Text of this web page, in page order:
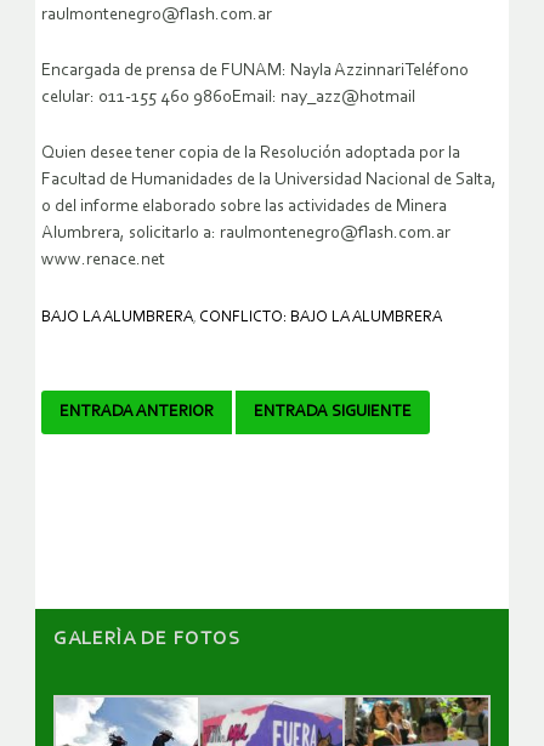
raulmontenegro@flash.com.ar
Encargada de prensa de FUNAM: Nayla AzzinnariTeléfono
celular: 011-155 460 9860Email: nay_azz@hotmail
Quien desee tener copia de la Resolución adoptada por la
Facultad de Humanidades de la Universidad Nacional de Salta,
o del informe elaborado sobre las actividades de Minera
Alumbrera, solicitarlo a: raulmontenegro@flash.com.ar
www.renace.net
BAJO LA ALUMBRERA, CONFLICTO: BAJO LA ALUMBRERA
Navegador
ENTRADA ANTERIOR ENTRADA SIGUIENTE
GALERÌA DE FOTOS